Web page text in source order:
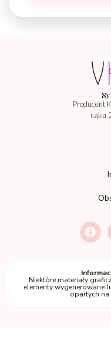
Producent
Łąka
Niektóre materiały
elementy wygenerowane
opartych na